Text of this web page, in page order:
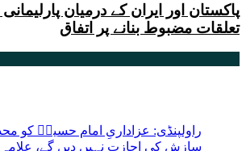
پاکستان اور ایران کے درمیان
تعلقات مضبوط بنانے پر اتفاق